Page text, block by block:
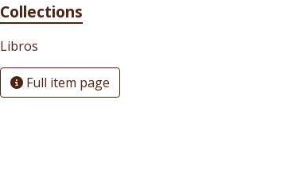
Collections
Libros
Full item page